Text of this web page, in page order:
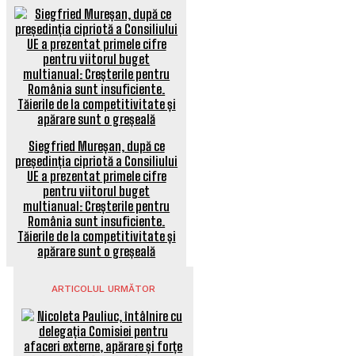
Siegfried Mureșan, după ce
președinția cipriotă a Consiliului
UE a prezentat primele cifre
pentru viitorul buget
multianual: Creșterile pentru
România sunt insuficiente.
Tăierile de la competitivitate și
apărare sunt o greșeală
ARTICOLUL URMĂTOR